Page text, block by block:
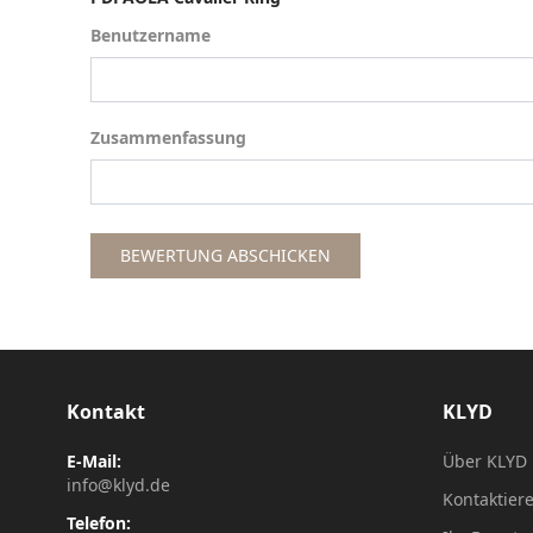
Benutzername
Benutzername
Zusammenfassung
Zusammenfassung
BEWERTUNG ABSCHICKEN
Kontakt
E-Mail:
info@klyd.de
Telefon:
KLYD
Über KLYD